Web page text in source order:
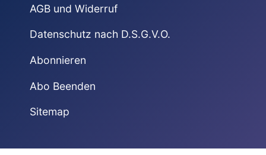
AGB und Widerruf
Datenschutz nach D.S.G.V.O.
Abonnieren
Abo Beenden
Sitemap